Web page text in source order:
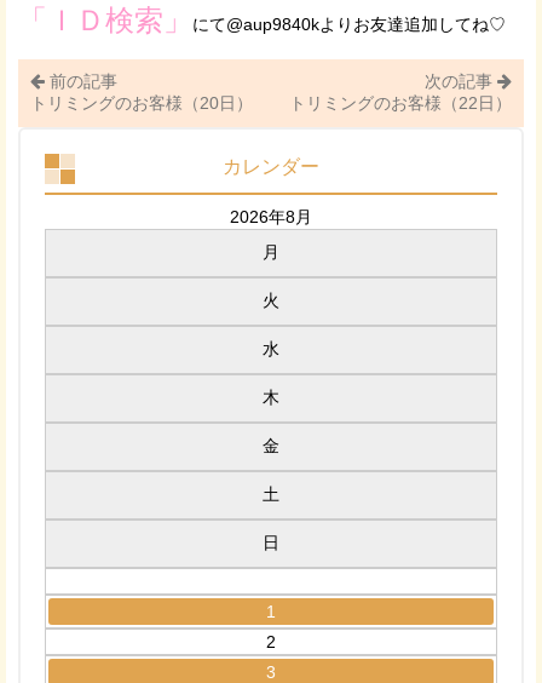
「ＩＤ検索」 にて@aup9840kよりお友達追加してね♡
前の記事
トリミングのお客様（20日）
次の記事
トリミングのお客様（22日）
カレンダー
2026年8月
月
火
水
木
金
土
日
1
2
3